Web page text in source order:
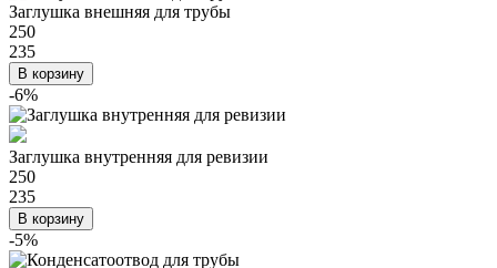
Заглушка внешняя для трубы
250
235
В корзину
-6%
Заглушка внутренняя для ревизии
250
235
В корзину
-5%